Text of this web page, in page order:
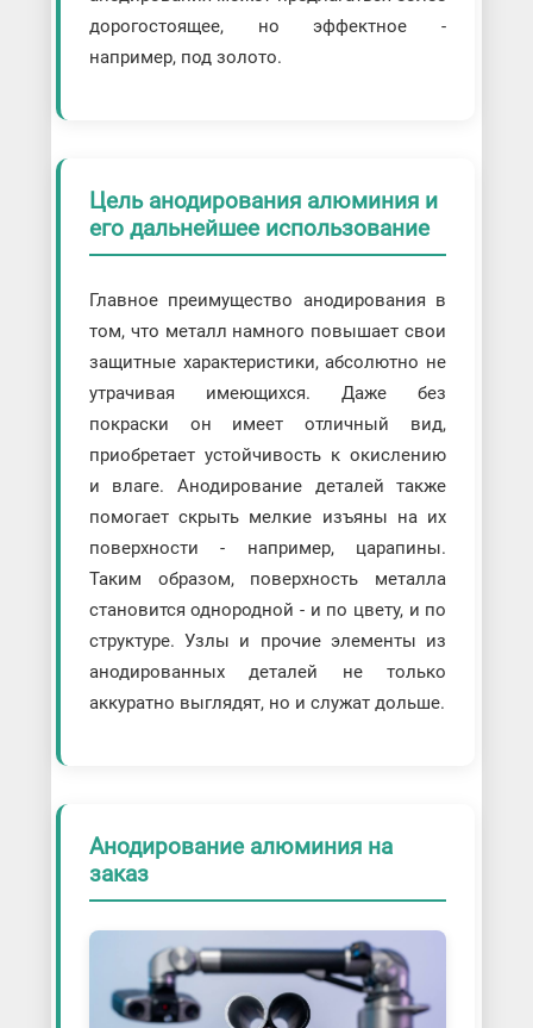
дорогостоящее, но эффектное -
например, под золото.
Цель анодирования алюминия и
его дальнейшее использование
Главное преимущество анодирования в
том, что металл намного повышает свои
защитные характеристики, абсолютно не
утрачивая имеющихся. Даже без
покраски он имеет отличный вид,
приобретает устойчивость к окислению
и влаге. Анодирование деталей также
помогает скрыть мелкие изъяны на их
поверхности - например, царапины.
Таким образом, поверхность металла
становится однородной - и по цвету, и по
структуре. Узлы и прочие элементы из
анодированных деталей не только
аккуратно выглядят, но и служат дольше.
Анодирование алюминия на
заказ